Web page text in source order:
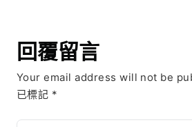
回覆留言
Your email address will not be
已標記 *